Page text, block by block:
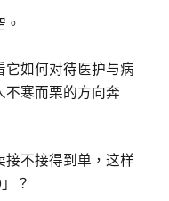
如何对待医护与病
不寒而栗的方向奔
接不接得到单，这样
？